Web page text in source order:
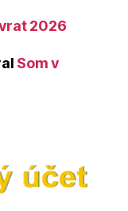
2026
Som v